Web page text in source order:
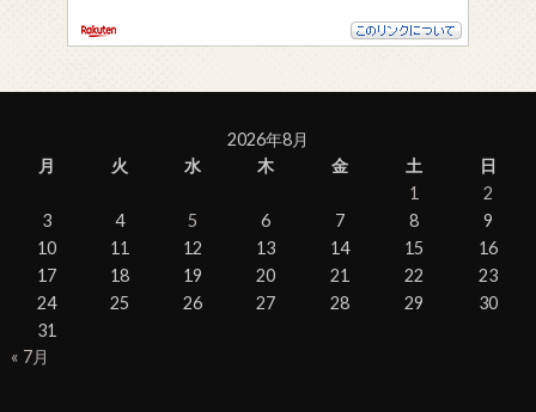
2026年8月
月
火 水 木 金 土
日
1
2
3
4 5 6 7 8
9
10
11 12 13 14 15
16
17
18 19 20 21 22
23
24
25 26 27 28 29
30
31
« 7月